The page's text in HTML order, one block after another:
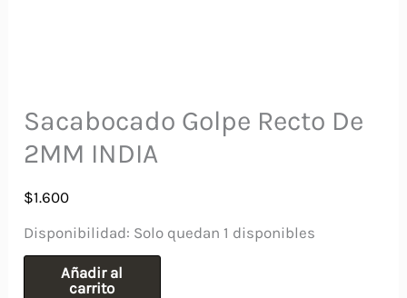
Sacabocado Golpe Recto De
2MM INDIA
$1.600
Disponibilidad: Solo quedan 1 disponibles
Sacabocado
Añadir al
carrito